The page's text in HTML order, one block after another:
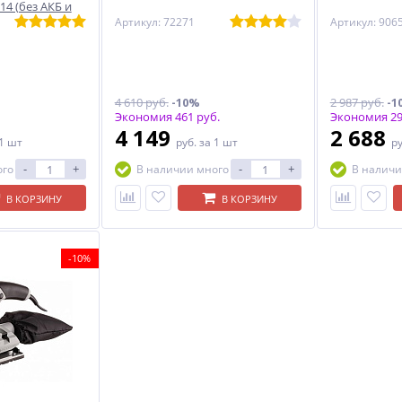
(без АКБ и
шт
- +
В КОРЗИНУ
Артикул: 72271
4 610 руб.-10%
Экономия 461 руб.
4 149 руб. за 1 шт
В наличии много
- +
В КОРЗИНУ
Артикул:
2 987 руб.-
Экономия
2 688
В
-10%